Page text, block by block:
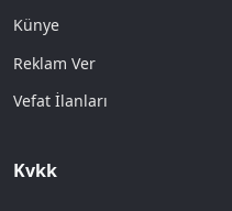
Künye
Reklam Ver
Vefat İlanları
Kvkk